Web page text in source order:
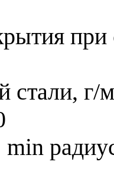
стали, г/